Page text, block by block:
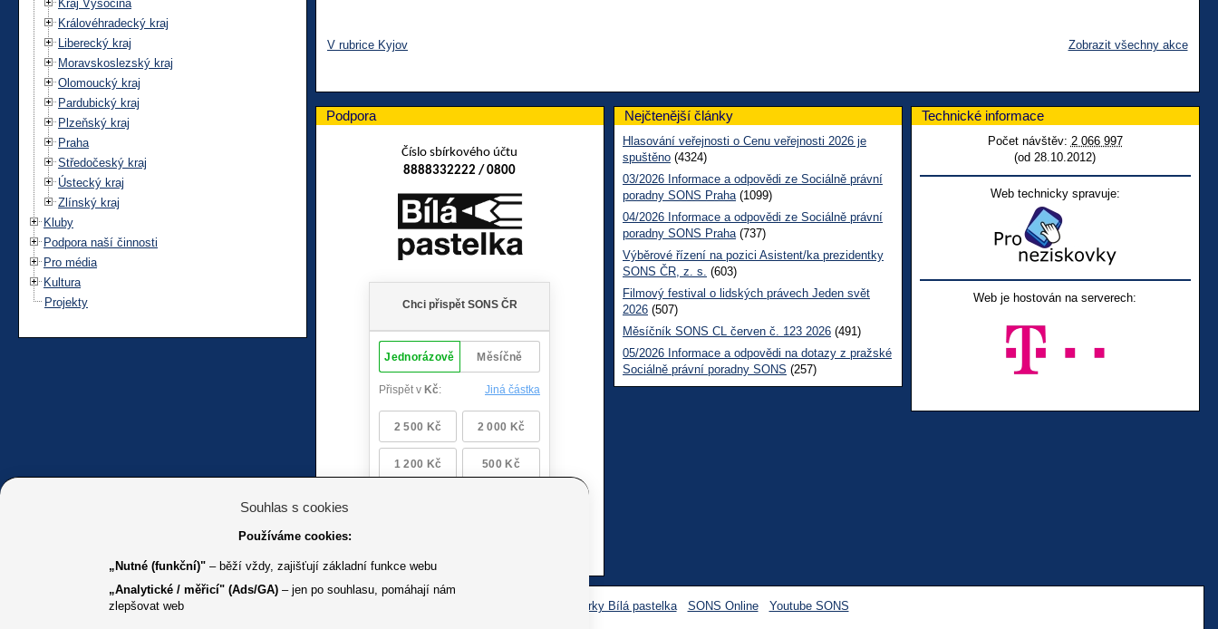
Kraj Vysočina
Královéhradecký kraj
Liberecký kraj
Moravskoslezský kraj
Olomoucký kraj
Pardubický kraj
Plzeňský kraj
Praha
Středočeský kraj
Ústecký kraj
Zlínský kraj
Kluby
Podpora naší činnosti
Pro média
Kultura
Projekty
V rubrice Kyjov Zobrazit všechny akce
Podpora
Číslo sbírkového účtu
8888332222 / 0800
Nejčtenější články
Hlasování veřejnosti o Cenu veřejnosti 2026 je
spuštěno (4324)
03/2026 Informace a odpovědi ze Sociálně právní
poradny SONS Praha (1099)
04/2026 Informace a odpovědi ze Sociálně právní
poradny SONS Praha (737)
Výběrové řízení na pozici Asistent/ka prezidentky
SONS ČR, z. s. (603)
Filmový festival o lidských právech Jeden svět
2026 (507)
Měsíčník SONS CL červen č. 123 2026 (491)
05/2026 Informace a odpovědi na dotazy z pražské
Sociálně právní poradny SONS (257)
Technické informace
Počet návštěv: 2 066 997
(od 28.10.2012)
Web technicky spravuje:
Web je hostován na serverech:
Facebook sbírky Bílá pastelka SONS Online Youtube SONS
Souhlas s cookies
Používáme cookies:
„Nutné (funkční)" – běží vždy, zajišťují základní funkce webu
„Analytické / měřicí" (Ads/GA) – jen po souhlasu, pomáhají nám
zlepšovat web